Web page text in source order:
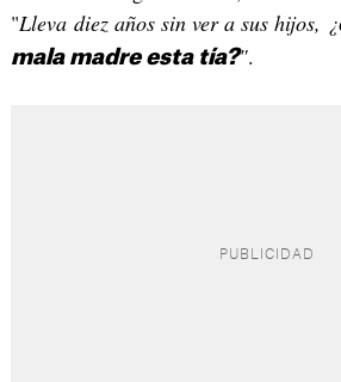
"Lleva diez años sin ver a sus hijos, ¿
mala madre esta tía?".